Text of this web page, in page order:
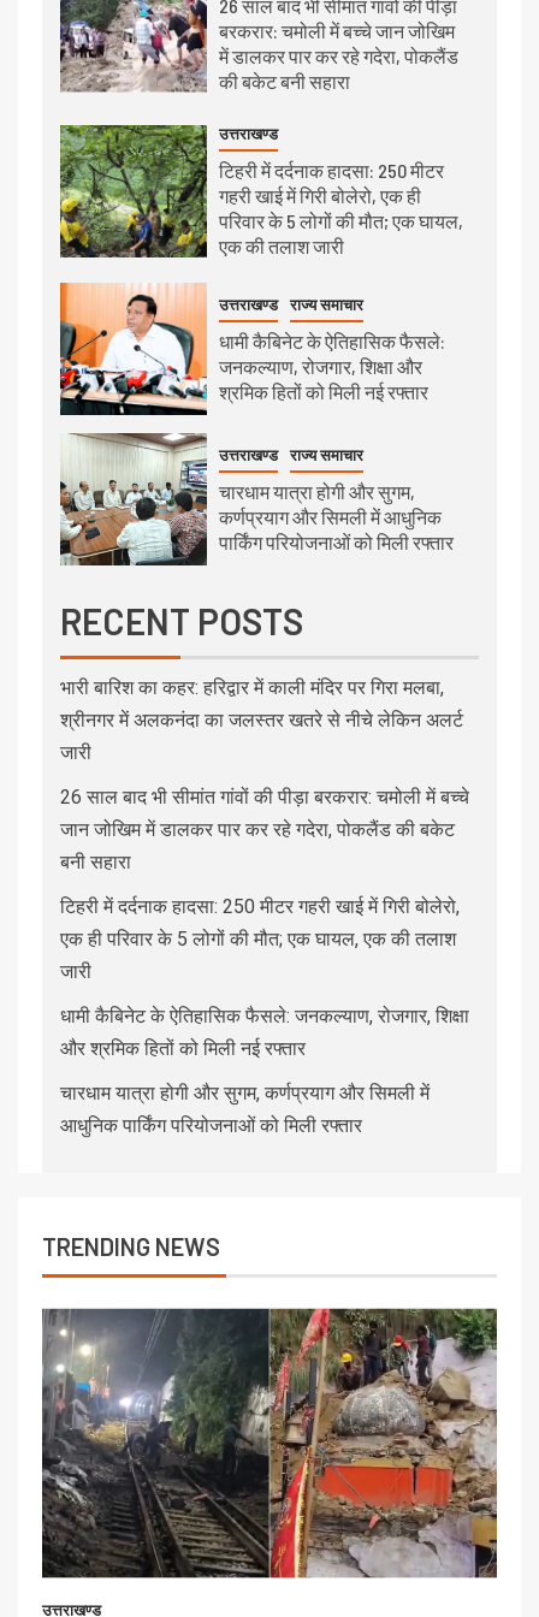
26 साल बाद भी सीमांत गांवों की पीड़ा
बरकरार: चमोली में बच्चे जान जोखिम
में डालकर पार कर रहे गदेरा, पोकलैंड
की बकेट बनी सहारा
उत्तराखण्ड
टिहरी में दर्दनाक हादसा: 250 मीटर
गहरी खाई में गिरी बोलेरो, एक ही
परिवार के 5 लोगों की मौत; एक घायल,
एक की तलाश जारी
उत्तराखण्ड राज्य समाचार
धामी कैबिनेट के ऐतिहासिक फैसले:
जनकल्याण, रोजगार, शिक्षा और
श्रमिक हितों को मिली नई रफ्तार
उत्तराखण्ड राज्य समाचार
चारधाम यात्रा होगी और सुगम,
कर्णप्रयाग और सिमली में आधुनिक
पार्किंग परियोजनाओं को मिली रफ्तार
RECENT POSTS
भारी बारिश का कहर: हरिद्वार में काली मंदिर पर गिरा मलबा,
श्रीनगर में अलकनंदा का जलस्तर खतरे से नीचे लेकिन अलर्ट
जारी
26 साल बाद भी सीमांत गांवों की पीड़ा बरकरार: चमोली में बच्चे
जान जोखिम में डालकर पार कर रहे गदेरा, पोकलैंड की बकेट
बनी सहारा
टिहरी में दर्दनाक हादसा: 250 मीटर गहरी खाई में गिरी बोलेरो,
एक ही परिवार के 5 लोगों की मौत; एक घायल, एक की तलाश
जारी
धामी कैबिनेट के ऐतिहासिक फैसले: जनकल्याण, रोजगार, शिक्षा
और श्रमिक हितों को मिली नई रफ्तार
चारधाम यात्रा होगी और सुगम, कर्णप्रयाग और सिमली में
आधुनिक पार्किंग परियोजनाओं को मिली रफ्तार
TRENDING NEWS
उत्तराखण्ड